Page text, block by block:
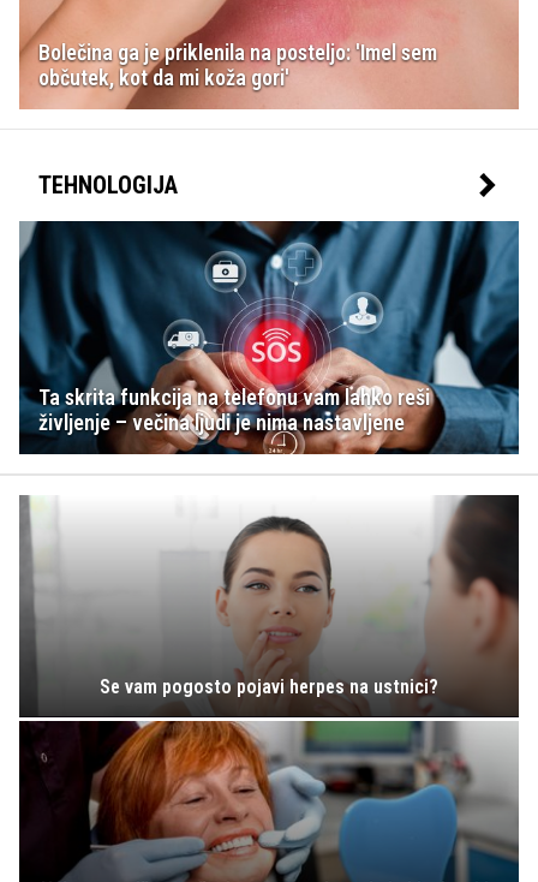
Bolečina ga je priklenila na posteljo: 'Imel sem
občutek, kot da mi koža gori'
TEHNOLOGIJA
Ta skrita funkcija na telefonu vam lahko reši
življenje – večina ljudi je nima nastavljene
Se vam pogosto pojavi herpes na ustnici?